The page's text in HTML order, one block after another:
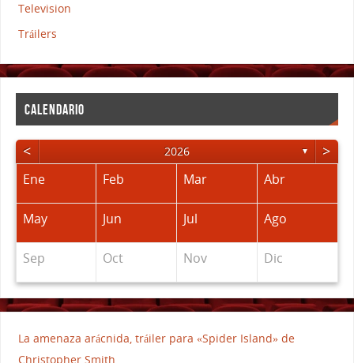
Television
Tráilers
CALENDARIO
< 2026 ▼ >
Ene Feb Mar Abr
May Jun Jul Ago
Sep Oct Nov Dic
La amenaza arácnida, tráiler para «Spider Island» de
Christopher Smith